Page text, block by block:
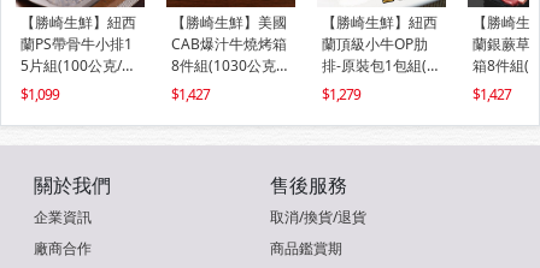
【勝崎生鮮】紐西
蘭PS帶骨牛小排1
5片組(100公克/1
片)1,099
【勝崎生鮮】美國
CAB爆汁牛燒烤箱
8件組(1030公克/8
包)1,427
【勝崎生鮮】紐西
蘭頂級小牛OP肋
排-原裝包1包組(1
000公克/1包)
1,279
【勝崎生
蘭銀蕨草
箱8件組
克/8包)
1,427
關於我們
企業資訊
廠商合作
售後服務
取消/換貨/退貨
商品鑑賞期